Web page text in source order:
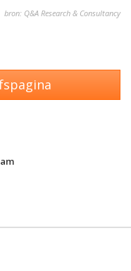
bron: Q&A Research & Consultancy